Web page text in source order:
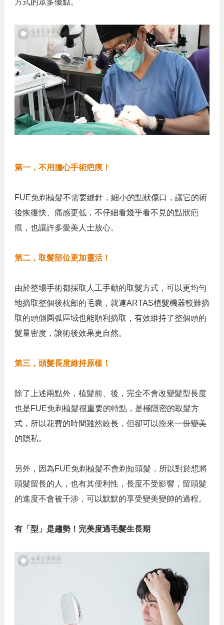
方式的眾多優點。
第一，不用擔心手術疤痕！
FUE免剃植髮不需要縫針，細小的點狀傷口，讓它的術
後恢復快、痛感更低，不仔細看幾乎看不見的點狀疤
痕，也讓許多愛美人士放心。
第二，取髮部位更加靈活！
由於整場手術都採取人工手動的取髮方式，可以更均勻
地摘取整個後枕部的毛囊，就連ARTAS植髮機器較難摘
取的頭側圓弧區域也能順利摘取，有效維持了整個頭的
髮量密度，讓術後效果更自然。
第三，頭髮長度維持原樣！
除了上述兩點外，植髮前、後，完全不會改變髮型長度
也是FUE免剃植髮很重要的特點，是極隱密的取髮方
式，所以花費的時間雖然較長，但卻可以換來一份變美
的隱私。
另外，因為FUE免剃植髮不會剃短頭髮，所以對於想將
頭髮留長的人，也有其便利性，長度不受影響，留頭髮
的進度不會被干涉，可以默默的享受變美變帥的過程。
有「型」是趨勢！完美度過毛髮生長期